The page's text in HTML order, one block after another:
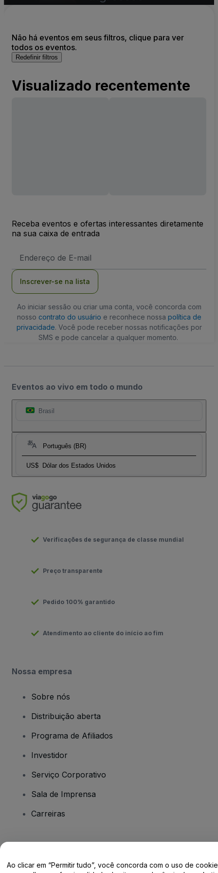
Não há eventos em seus filtros, clique para ver
todos os eventos.
Redefinir filtros
Visualizado recentemente
Receba eventos e ofertas interessantes diretamente
na sua caixa de entrada
de
Inscrever-se na lista
Ao iniciar sessão ou criar uma conta, você concorda com
nosso contrato do usuário e reconhece nossa política de
privacidade. Você pode receber nossas notificações por
SMS e pode cancelar a qualquer momento.
Eventos ao vivo em todo o mundo
Brasil
Português (BR)
US$ Dólar dos Estados Unidos
Verificações de segurança de classe mundial
Preço transparente
Pedido 100% garantido
Atendimento ao cliente do início ao fim
Nossa empresa
Sobre nós
Distribuição aberta
Programa de Afiliados
Investidor
Serviço Corporativo
Sala de Imprensa
Carreiras
Ao clicar em “Permitir tudo”, você concorda com o uso de